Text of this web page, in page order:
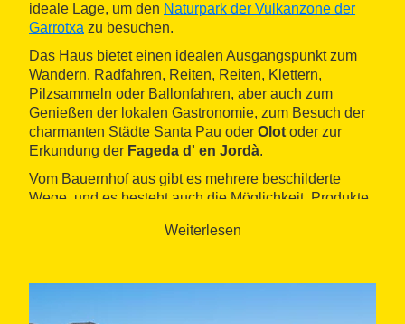
ideale Lage, um den Naturpark der Vulkanzone der
Garrotxa zu besuchen.
Das Haus bietet einen idealen Ausgangspunkt zum
Wandern, Radfahren, Reiten, Reiten, Klettern,
Pilzsammeln oder Ballonfahren, aber auch zum
Genießen der lokalen Gastronomie, zum Besuch der
charmanten Städte Santa Pau oder Olot oder zur
Erkundung der Fageda d' en Jordà.
Vom Bauernhof aus gibt es mehrere beschilderte
Wege, und es besteht auch die Möglichkeit, Produkte
Weiterlesen